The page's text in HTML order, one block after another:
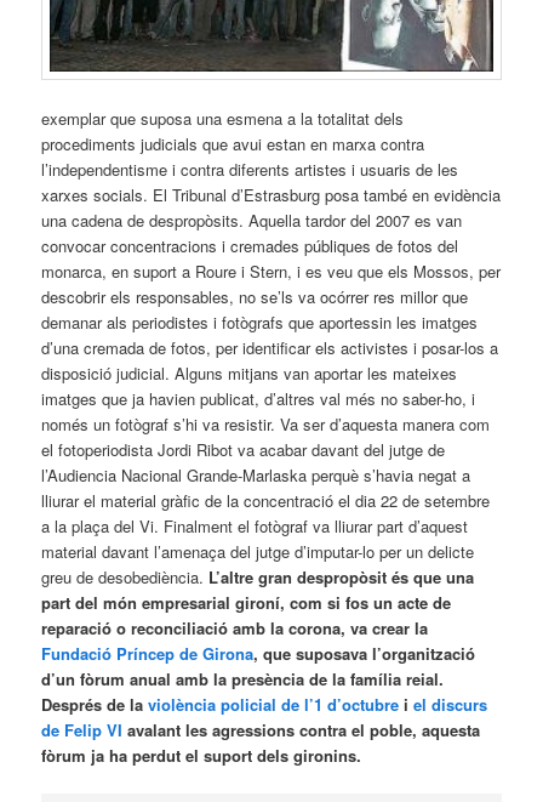
exemplar que suposa una esmena a la totalitat dels
procediments judicials que avui estan en marxa contra
l’independentisme i contra diferents artistes i usuaris de les
xarxes socials. El Tribunal d’Estrasburg posa també en evidència
una cadena de despropòsits. Aquella tardor del 2007 es van
convocar concentracions i cremades públiques de fotos del
monarca, en suport a Roure i Stern, i es veu que els Mossos, per
descobrir els responsables, no se’ls va ocórrer res millor que
demanar als periodistes i fotògrafs que aportessin les imatges
d’una cremada de fotos, per identificar els activistes i posar-los a
disposició judicial. Alguns mitjans van aportar les mateixes
imatges que ja havien publicat, d’altres val més no saber-ho, i
només un fotògraf s’hi va resistir. Va ser d’aquesta manera com
el fotoperiodista Jordi Ribot va acabar davant del jutge de
l’Audiencia Nacional Grande-Marlaska perquè s’havia negat a
lliurar el material gràfic de la concentració el dia 22 de setembre
a la plaça del Vi. Finalment el fotògraf va lliurar part d’aquest
material davant l’amenaça del jutge d’imputar-lo per un delicte
greu de desobediència. L’altre gran despropòsit és que una
part del món empresarial gironí, com si fos un acte de
reparació o reconciliació amb la corona, va crear la
Fundació Príncep de Girona, que suposava l’organització
d’un fòrum anual amb la presència de la família reial.
Després de laviolència policial de l’1 d’octubre i el discurs
de Felip VI avalant les agressions contra el poble, aquesta
fòrum ja ha perdut el suport dels gironins.